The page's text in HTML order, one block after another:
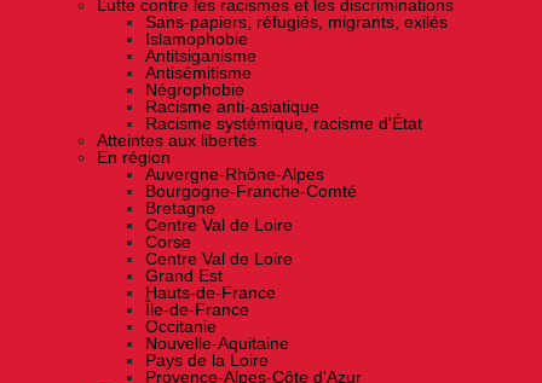
Lutte contre les racismes et les discriminations
Sans-papiers, réfugiés, migrants, exilés
Islamophobie
Antitsiganisme
Antisémitisme
Négrophobie
Racisme anti-asiatique
Racisme systémique, racisme d'État
Atteintes aux libertés
En région
Auvergne-Rhône-Alpes
Bourgogne-Franche-Comté
Bretagne
Centre Val de Loire
Corse
Centre Val de Loire
Grand Est
Hauts-de-France
Île-de-France
Occitanie
Nouvelle-Aquitaine
Pays de la Loire
Provence-Alpes-Côte d'Azur